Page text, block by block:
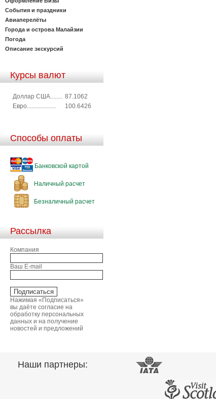
События и праздники
Авиаперелёты
Города и острова Малайзии
Погода
Описание экскурсий
Курсы валют
Доллар США........ 87.1062
Евро...................
100.6426
Способы оплаты
Банковской картой
Наличный расчет
Безналичный расчет
Рассылка
Компания
Ваш E-mail
Нажимая «Подписаться»
вы даёте согласие на
обработку персональных
данных и на получение
новостей и предложений
Наши партнеры: